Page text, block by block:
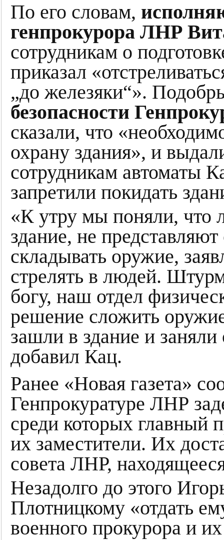
По его словам,
генпрокурора ЛНР
сотрудникам о
приказал
„до железяки“».
безопасности
сказали, что
охрану здания», и
сотрудникам автоматы
запретили покидать
«К утру мы поняли, что
здание, не
складывать оружие,
стрелять в людей.
богу, наш отдел
решение сложить
зашли в здание и
добавил Кац.
Ранее «Новая газета»
Генпрокуратуре ЛНР
среди которых главный
их заместители. Их
совета ЛНР,
Незадолго до этого
Плотницкому «отдать
военного прокурора и